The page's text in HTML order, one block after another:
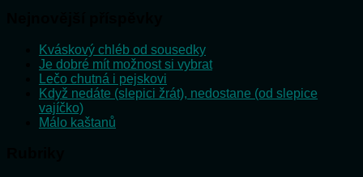
Kváskový chléb od sousedky
Je dobré mít možnost si vybrat
Lečo chutná i pejskovi
Když nedáte (slepici žrát), nedostane (od slepice
vajíčko)
Málo kaštanů